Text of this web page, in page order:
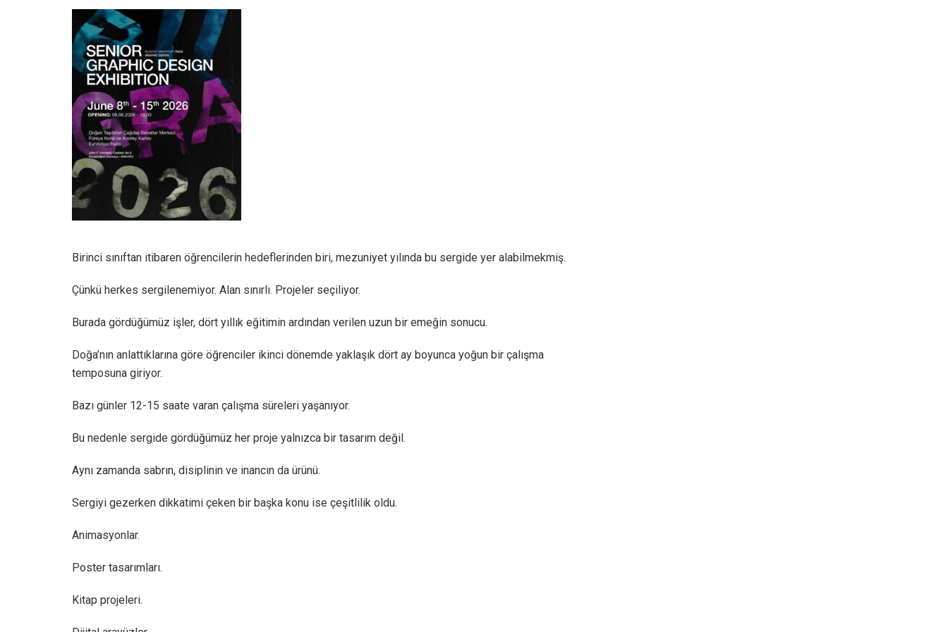
Birinci sınıftan itibaren öğrencilerin hedeflerinden biri, mezuniyet yılında bu sergide yer alabilmekmiş.
Çünkü herkes sergilenemiyor. Alan sınırlı. Projeler seçiliyor.
Burada gördüğümüz işler, dört yıllık eğitimin ardından verilen uzun bir emeğin sonucu.
Doğa’nın anlattıklarına göre öğrenciler ikinci dönemde yaklaşık dört ay boyunca yoğun bir çalışma
temposuna giriyor.
Bazı günler 12-15 saate varan çalışma süreleri yaşanıyor.
Bu nedenle sergide gördüğümüz her proje yalnızca bir tasarım değil.
Aynı zamanda sabrın, disiplinin ve inancın da ürünü.
Sergiyi gezerken dikkatimi çeken bir başka konu ise çeşitlilik oldu.
Animasyonlar.
Poster tasarımları.
Kitap projeleri.